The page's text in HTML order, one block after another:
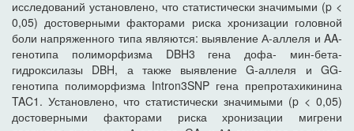
исследований установлено, что статистически значимыми (p <
0,05) достоверными факторами риска хронизации головной
боли напряженного типа являются: выявление А-аллеля и AA-
генотипа полиморфизма DBH3 гена дофа- мин-бета-
гидроксилазы DBH, а также выявление G-аллеля и GG-
генотипа полиморфизма Intron3SNP гена препротахикинина
TAC1. Установлено, что статистически значимыми (p < 0,05)
достоверными факторами риска хронизации мигрени